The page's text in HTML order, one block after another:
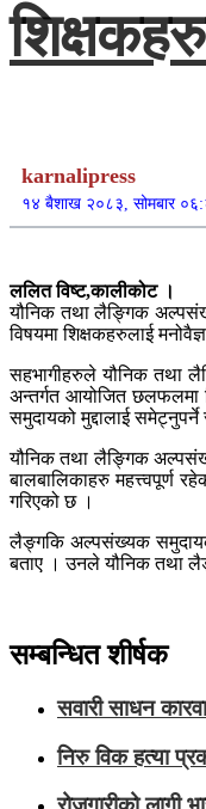
karnalipress
१४ बैशाख २०८३, सोमबार
ललित विष्ट,कालीकोट ।
यौनिक तथा लैङ्गिक
विषयमा शिक्षकहरुलाई
सहभागीहरुले यौनिक तथा
अन्तर्गत आयोजित छलफलमा
समुदायको मुद्दालाई
यौनिक तथा लैङ्गिक
बालबालिकाहरु महत्त्वपूर्ण
गरिएको छ ।
लैङ्गकि अल्पसंख्यक समुदायको
बताए । उनले यौनिक तथा
सम्बन्धित शीर्षक
सवारी साधन
निरु विक हत्या